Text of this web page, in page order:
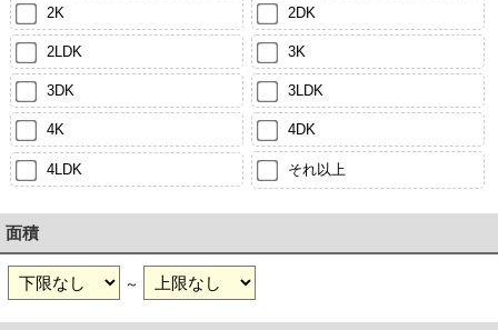
2K 2DK
2LDK 3K
3DK 3LDK
4K 4DK
4LDK それ以上
面積
～